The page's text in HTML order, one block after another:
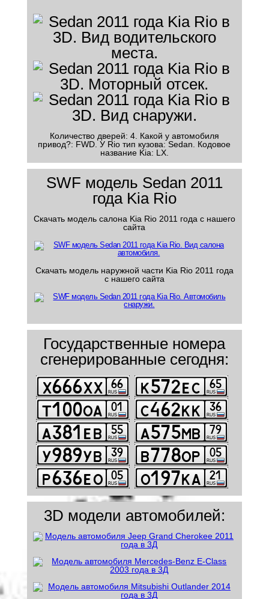
Количество дверей: 4. Какой у автомобиля
привод?: FWD. У Rio тип кузова: Sedan. Кодовое
название Kia: LX.
SWF модель Sedan 2011
года Kia Rio
Скачать модель салона Kia Rio 2011 года с нашего
сайта
Скачать модель наружной части Kia Rio 2011 года
с нашего сайта
Государственные номера
сгенерированные сегодня:
3D модели автомобилей: